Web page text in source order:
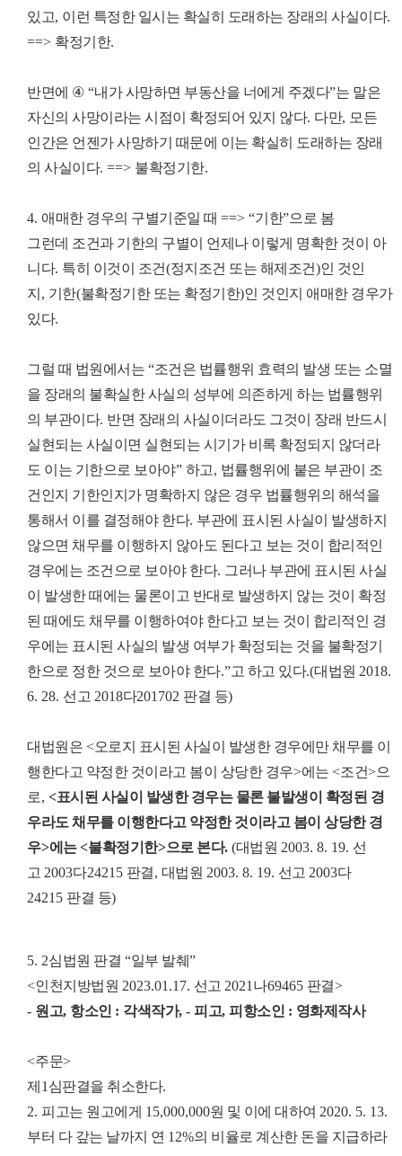
있고, 이런 특정한 일시는 확실히 도래하는 장래의 사실이다.
==> 확정기한.
반면에 ④ “내가 사망하면 부동산을 너에게 주겠다”는 말은
자신의 사망이라는 시점이 확정되어 있지 않다. 다만, 모든
인간은 언젠가 사망하기 때문에 이는 확실히 도래하는 장래
의 사실이다. ==> 불확정기한.
4. 애매한 경우의 구별기준일 때 ==> “기한”으로 봄
그런데 조건과 기한의 구별이 언제나 이렇게 명확한 것이 아
니다. 특히 이것이 조건(정지조건 또는 해제조건)인 것인
지 , 기한(불확정기한 또는 확정기한)인 것인지 애매한 경우가
있다.
그럴 때 법원에서는 “조건은 법률행위 효력의 발생 또는 소멸
을 장래의 불확실한 사실의 성부에 의존하게 하는 법률행위
의 부관이다. 반면 장래의 사실이더라도 그것이 장래 반드시
실현되는 사실이면 실현되는 시기가 비록 확정되지 않더라
도 이는 기한으로 보아야” 하고, 법률행위에 붙은 부관이 조
건인지 기한인지가 명확하지 않은 경우 법률행위의 해석을
통해서 이를 결정해야 한다. 부관에 표시된 사실이 발생하지
않으면 채무를 이행하지 않아도 된다고 보는 것이 합리적인
경우에는 조건으로 보아야 한다. 그러나 부관에 표시된 사실
이 발생한 때에는 물론이고 반대로 발생하지 않는 것이 확정
된 때에도 채무를 이행하여야 한다고 보는 것이 합리적인 경
우에는 표시된 사실의 발생 여부가 확정되는 것을 불확정기
한으로 정한 것으로 보아야 한다.”고 하고 있다.(대법원 2018.
6. 28. 선고 2018다201702 판결 등)
대법원은 <오로지 표시된 사실이 발생한 경우에만 채무를 이
행한다고 약정한 것이라고 봄이 상당한 경우>에는 <조건>으
로, <표시된 사실이 발생한 경우는 물론 불발생이 확정된 경
우라도 채무를 이행한다고 약정한 것이라고 봄이 상당한 경
우>에는<불확정기한>으로 본다. (대법원 2003. 8. 19. 선
고 2003다24215 판결, 대법원 2003. 8. 19. 선고 2003다
24215 판결 등)
5. 2심법원 판결 “일부 발췌 ”
<인천지방법원 2023.01.17. 선고 2021 나69465 판결>
- 원고, 항소인 : 각색작가, - 피고, 피항소인 : 영화제작사
<주문>
제 1 심판결을 취소한다.
2. 피고는 원고에게 15,000,000원 및 이에 대하여 2020. 5. 13.
부터 다 갚는 날까지 연 12%의 비율로 계산한 돈을 지급하라